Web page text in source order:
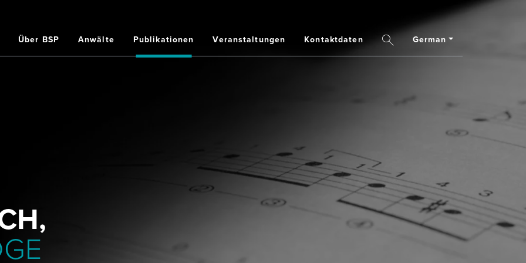
HomeÜber BSP Anwälte Publikationen Veranstaltungen Kontaktdaten SearchGerman